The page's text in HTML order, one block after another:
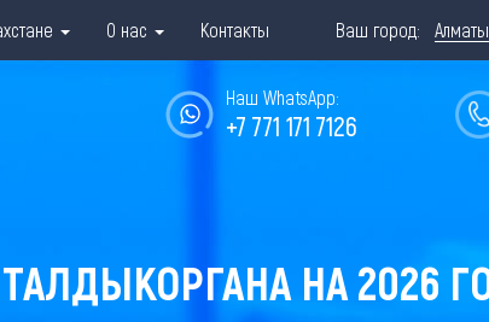
О нас Контакты Ваш город: Алматы
Наш WhatsApp:
+7 771 171 7126
НА 2026